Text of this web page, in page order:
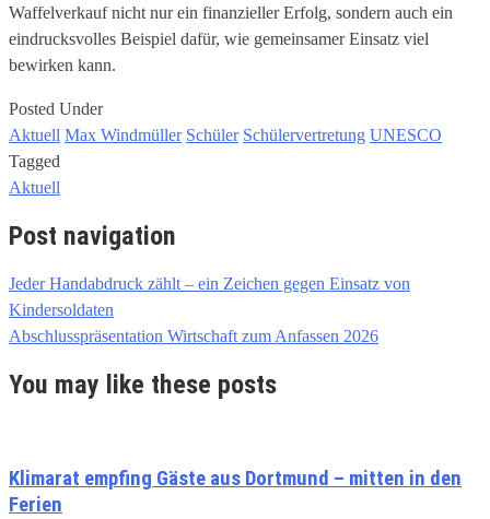
Waffelverkauf nicht nur ein finanzieller Erfolg, sondern auch ein
eindrucksvolles Beispiel dafür, wie gemeinsamer Einsatz viel
bewirken kann.
Posted Under
Aktuell Max Windmüller Schüler Schülervertretung UNESCO
Tagged
Aktuell
Post navigation
Jeder Handabdruck zählt – ein Zeichen gegen Einsatz von
Kindersoldaten
Abschlusspräsentation Wirtschaft zum Anfassen 2026
You may like these posts
Klimarat empfing Gäste aus Dortmund – mitten in den
Ferien